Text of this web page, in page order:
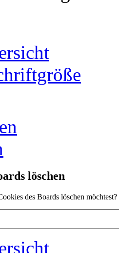
löschen
des Boards löschen möchtest?